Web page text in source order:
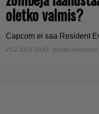
oletko valmis?
Capcom ei saa Resident
25.2.2019 20:43 Jaakko Herranen